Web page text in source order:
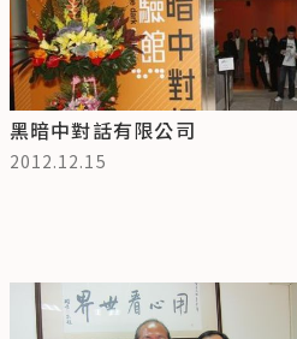
黑暗中對話有限公司
2012.12.15